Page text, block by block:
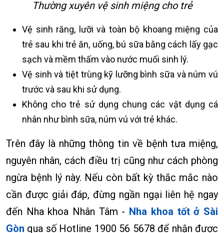
Thường xuyên vệ sinh miệng cho trẻ
Vệ sinh răng, lưỡi và toàn bộ khoang miệng của
trẻ sau khi trẻ ăn, uống, bú sữa bằng cách lấy gạc
sạch và mềm thấm vào nước muối sinh lý.
Vệ sinh và tiệt trùng kỹ lưỡng bình sữa và núm vú
trước và sau khi sử dụng.
Không cho trẻ sử dụng chung các vật dụng cá
nhân như bình sữa, núm vú với trẻ khác.
Trên đây là những thông tin về bệnh tưa miệng,
nguyên nhân, cách điều trị cũng như cách phòng
ngừa bệnh lý này. Nếu còn bất kỳ thắc mắc nào
cần được giải đáp, đừng ngần ngại liên hệ ngay
đến Nha khoa Nhân Tâm - Nha khoa tốt ở Sài
Gòn qua số Hotline 1900 56 5678 để nhận được